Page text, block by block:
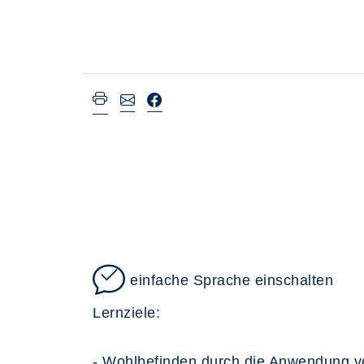
einfache Sprache einschalten
Lernziele: